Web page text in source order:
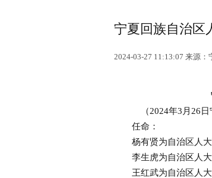
宁夏回族自治区
2024-03-27 11:13:07 来源：
（2024年3月26
任命：
杨有贤为自治区人大
李生虎为自治区人大
王红武为自治区人大